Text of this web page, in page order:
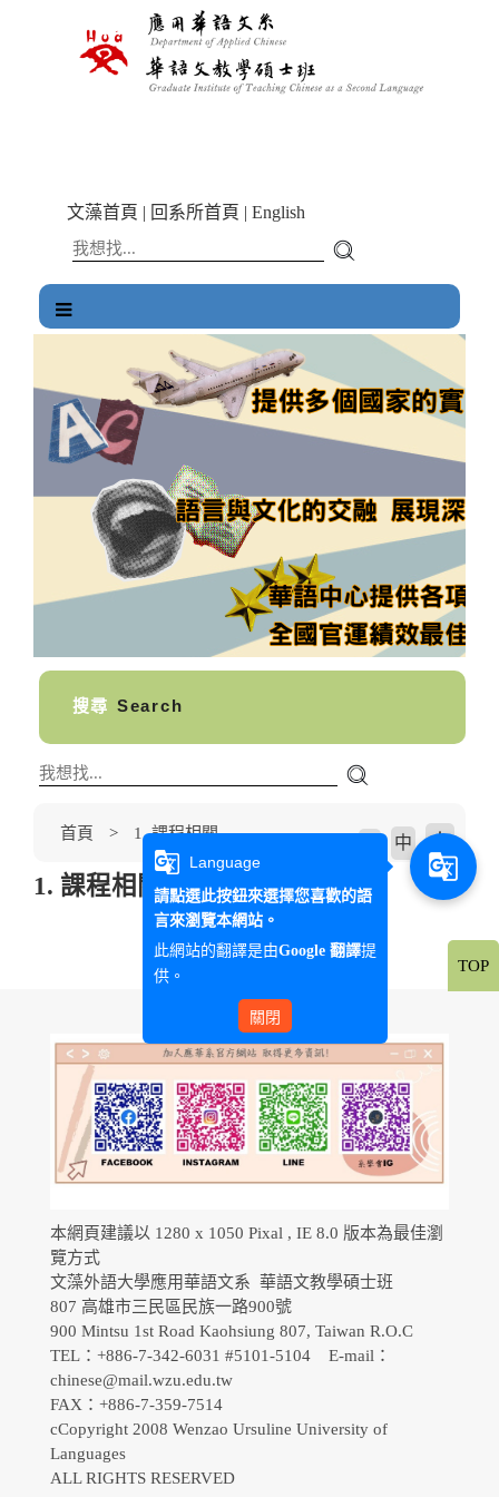
文藻首頁 | 回系所首頁 | English
搜尋 Search
首頁 1. 課程相關 中 大
1. 課程相關
本網頁建議以 1280 x 1050 Pixal , IE 8.0 版本為最佳瀏
覽方式
文藻外語大學應用華語文系 華語文教學碩士班
807 高雄市三民區民族一路900號
900 Mintsu 1st Road Kaohsiung 807, Taiwan R.O.C
TEL：+886-7-342-6031 #5101-5104 E-mail：
chinese@mail.wzu.edu.tw
FAX：+886-7-359-7514
cCopyright 2008 Wenzao Ursuline University of
Languages
ALL RIGHTS RESERVED
TOP
g_translate Language
請點選此按鈕來選擇您喜歡的語
言來瀏覽本網站。
此網站的翻譯是由Google 翻譯提
供。
關閉
g_translate